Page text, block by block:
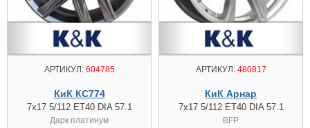
АРТИКУЛ:604785
КиК КС774
7x17 5/112 ET40 DIA 57.1
Дарк платинум
АРТИКУЛ:480817
КиК Арнар
7x17 5/112 ET40 DIA 57.1
BFP